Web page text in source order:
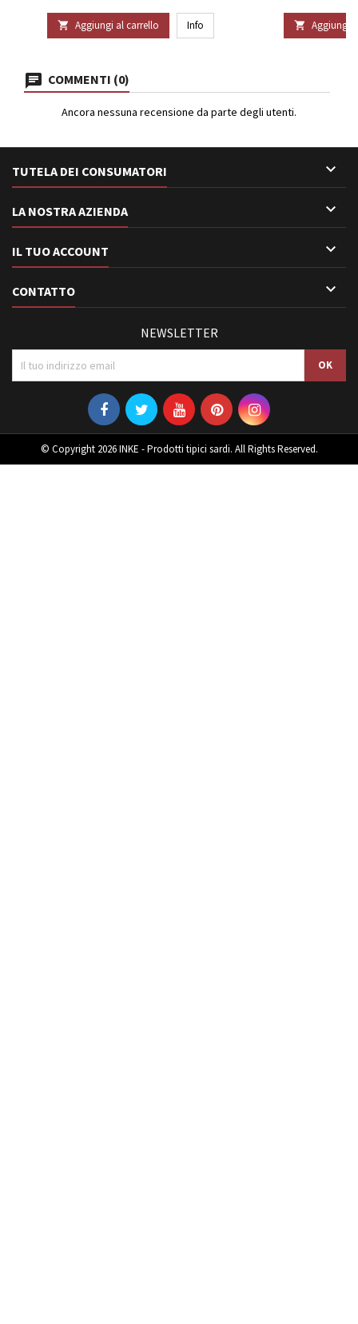
 Aggiungi al carrello Info  Aggiungi
COMMENTI (0)
Ancora nessuna recensione da parte degli utenti.
TUTELA DEI CONSUMATORI 
LA NOSTRA AZIENDA 
IL TUO ACCOUNT 
CONTATTO 
NEWSLETTER
© Copyright 2026 INKE - Prodotti tipici sardi. All Rights Reserved.